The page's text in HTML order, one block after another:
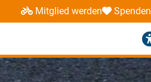
Mitglied werden Spenden